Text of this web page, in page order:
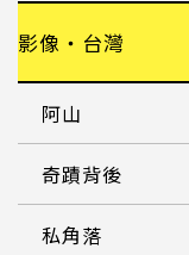
影像・台灣
阿山
奇蹟背後
私角落